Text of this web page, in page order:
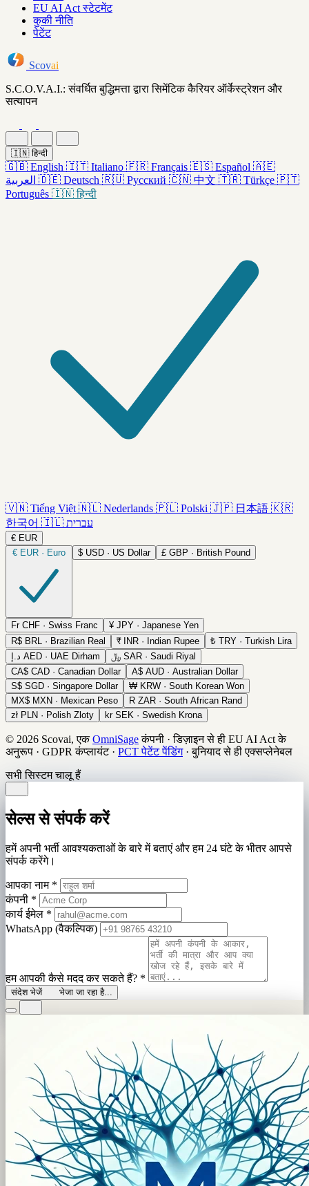
EU AI Act स्टेटमेंट
कुकी नीति
पेटेंट
Scovai
S.C.O.V.A.I.: संवर्धित बुद्धिमत्ता द्वारा सिमेंटिक कैरियर ऑर्केस्ट्रेशन और
सत्यापन
🇮🇳 हिन्दी
🇬🇧 English 🇮🇹 Italiano 🇫🇷 Français 🇪🇸 Español 🇦🇪
العربية 🇩🇪 Deutsch 🇷🇺 Русский 🇨🇳 中文 🇹🇷 Türkçe 🇵🇹
Português 🇮🇳 हिन्दी
🇻🇳 Tiếng Việt 🇳🇱 Nederlands 🇵🇱 Polski 🇯🇵 日本語 🇰🇷
한국어 🇮🇱 עברית
€ EUR
€ EUR · Euro $ USD · US Dollar £ GBP · British Pound
Fr CHF · Swiss Franc ¥ JPY · Japanese Yen
R$ BRL · Brazilian Real ₹ INR · Indian Rupee ₺ TRY · Turkish Lira
د.إ AED · UAE Dirham ﷼ SAR · Saudi Riyal
CA$ CAD · Canadian Dollar A$ AUD · Australian Dollar
S$ SGD · Singapore Dollar ₩ KRW · South Korean Won
MX$ MXN · Mexican Peso R ZAR · South African Rand
zł PLN · Polish Zloty kr SEK · Swedish Krona
© 2026 Scovai, एकOmniSageकंपनी · डिज़ाइन से ही EU AI Act के
अनुरूप · GDPR कंप्लायंट · PCT पेटेंट पेंडिंग · बुनियाद से ही एक्सप्लेनेबल
सभी सिस्टम चालू हैं
सेल्स से संपर्क करें
हमें अपनी भर्ती आवश्यकताओं के बारे में बताएं और हम 24 घंटे के भीतर आपसे
संपर्क करेंगे।
आपका नाम *
कंपनी *
कार्य ईमेल *
WhatsApp (वैकल्पिक)
हम आपकी कैसे मदद कर सकते हैं? *
संदेश भेजें भेजा जा रहा है...